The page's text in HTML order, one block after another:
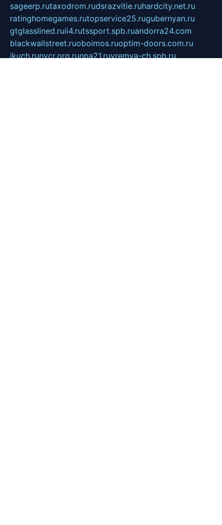
sageerp.rutaxodrom.rudsrazvitie.ruhardcity.net.ru
ratinghomegames.rutopservice25.rugubernyan.ru
gtglasslined.ruii4.rutssport.spb.ruandorra24.com
blackwallstreet.ruoboimos.ruoptim-doors.com.ru
ikuch.runycr.org.runpa21.ruvremya-ch.spb.ru